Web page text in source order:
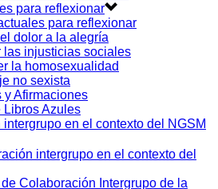
para reflexionar
para reflexionar
dolor a la alegría
las injusticias sociales
la homosexualidad
no sexista
y Afirmaciones
Libros Azules
en el contexto del NGSM
intergrupo en el contexto del
Colaboración Intergrupo de la